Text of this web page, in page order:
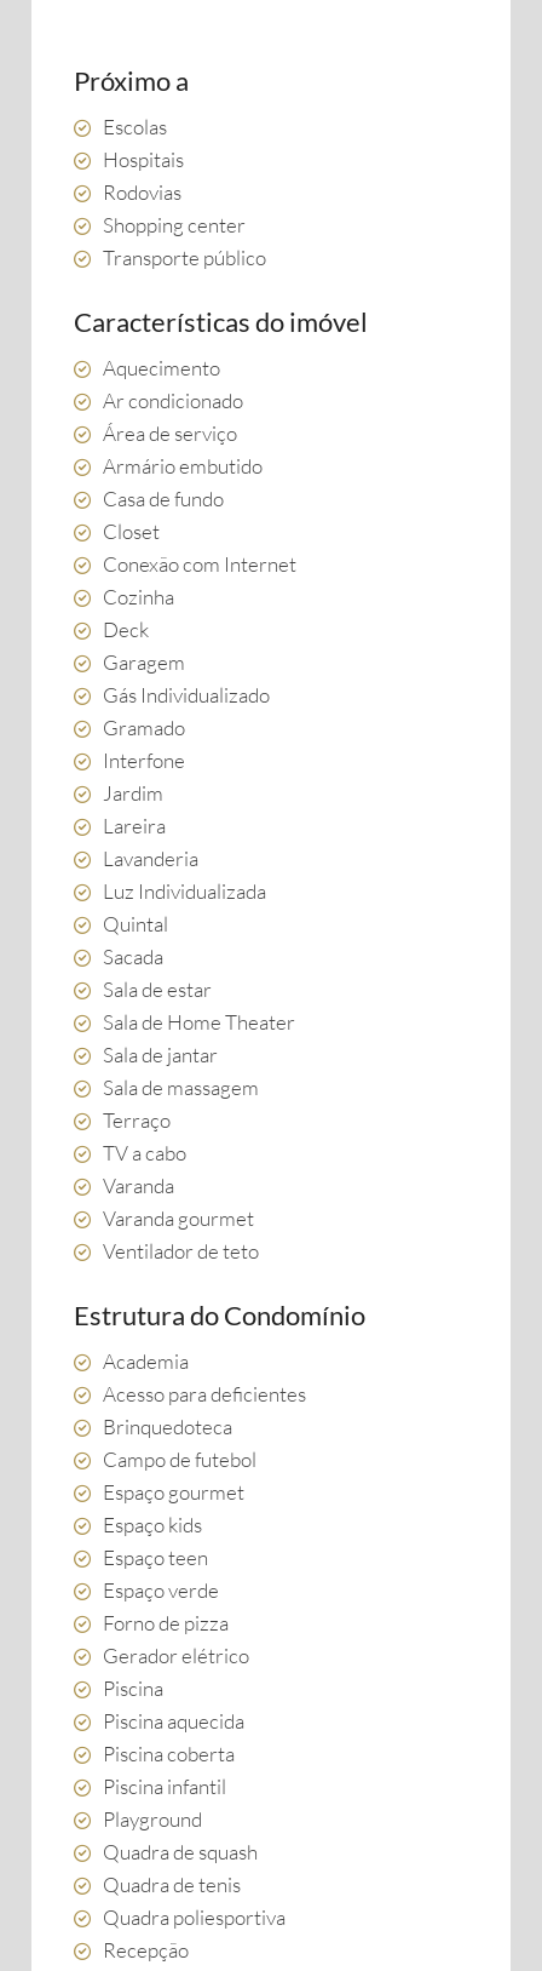
Próximo a
Escolas
Hospitais
Rodovias
Shopping center
Transporte público
Características do imóvel
Aquecimento
Ar condicionado
Área de serviço
Armário embutido
Casa de fundo
Closet
Conexão com Internet
Cozinha
Deck
Garagem
Gás Individualizado
Gramado
Interfone
Jardim
Lareira
Lavanderia
Luz Individualizada
Quintal
Sacada
Sala de estar
Sala de Home Theater
Sala de jantar
Sala de massagem
Terraço
TV a cabo
Varanda
Varanda gourmet
Ventilador de teto
Estrutura do Condomínio
Academia
Acesso para deficientes
Brinquedoteca
Campo de futebol
Espaço gourmet
Espaço kids
Espaço teen
Espaço verde
Forno de pizza
Gerador elétrico
Piscina
Piscina aquecida
Piscina coberta
Piscina infantil
Playground
Quadra de squash
Quadra de tenis
Quadra poliesportiva
Recepção